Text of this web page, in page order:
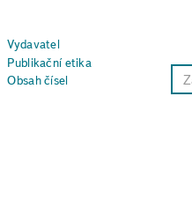
Vydavatel
Publikační etika
Obsah čísel